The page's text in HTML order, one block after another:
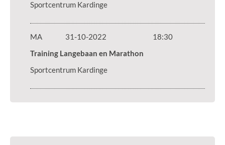
Sportcentrum Kardinge
MA 31-10-2022
18:30
Training Langebaan en Marathon
Sportcentrum Kardinge